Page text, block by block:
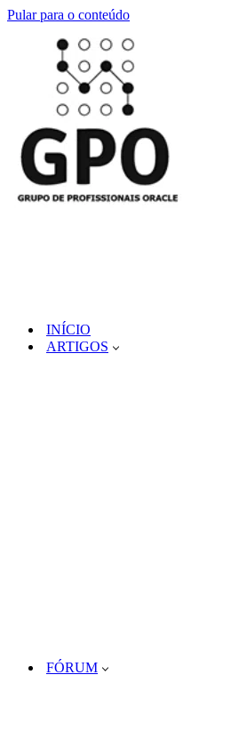
Pular para o conteúdo
INÍCIO
ARTIGOS
FÓRUM